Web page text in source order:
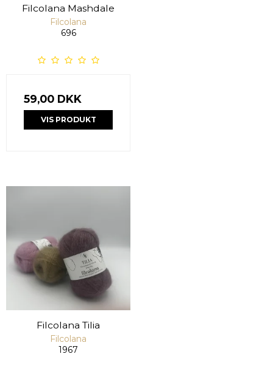
Filcolana Mashdale
Filcolana
696
59,00 DKK
VIS PRODUKT
Filcolana Tilia
Filcolana
1967